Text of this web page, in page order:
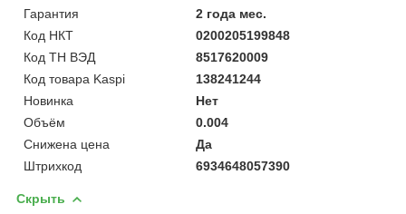
Гарантия
2 года мес.
Код НКТ
0200205199848
Код ТН ВЭД
8517620009
Код товара Kaspi
138241244
Новинка
Нет
Объём
0.004
Снижена цена
Да
Штрихкод
6934648057390
Скрыть